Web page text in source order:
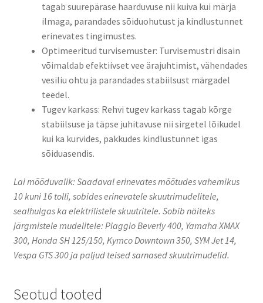
tagab suurepärase haarduvuse nii kuiva kui märja
ilmaga, parandades sõiduohutust ja kindlustunnet
erinevates tingimustes.
Optimeeritud turvisemuster: Turvisemustri disain
võimaldab efektiivset vee ärajuhtimist, vähendades
vesiliu ohtu ja parandades stabiilsust märgadel
teedel.
Tugev karkass: Rehvi tugev karkass tagab kõrge
stabiilsuse ja täpse juhitavuse nii sirgetel lõikudel
kui ka kurvides, pakkudes kindlustunnet igas
sõiduasendis.
Lai mõõduvalik: Saadaval erinevates mõõtudes vahemikus
10 kuni 16 tolli, sobides erinevatele skuutrimudelitele,
sealhulgas ka elektrilistele skuutritele. ​Sobib näiteks
järgmistele mudelitele: Piaggio Beverly 400, Yamaha XMAX
300, Honda SH 125/150, Kymco Downtown 350, SYM Jet 14,
Vespa GTS 300 ja paljud teised sarnased skuutrimudelid.
Seotud tooted